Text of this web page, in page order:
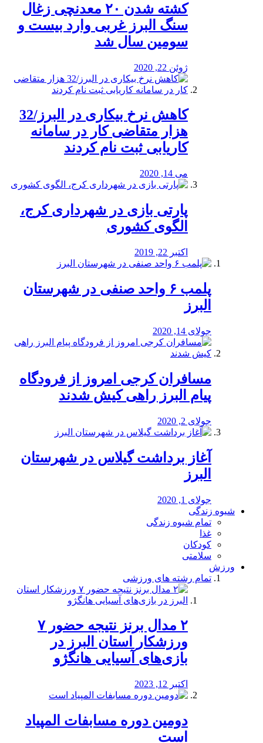
کشته شدن ۲۰ معدنچی زغال
سنگ البرز غربی وارد بیست و
سومین سال شد
ژوئن 22, 2020
کاهش نرخ بیکاری در البرز/32
هزار متقاضی کار در سامانه
کاریابی ثبت نام کردند
می 14, 2020
پارتی بازی در شهرداری کرج،
الگوی کشوری
اکتبر 22, 2019
پلمب ۶ واحد صنفی در شهرستان
البرز
جولای 14, 2020
مسافران کرجی امروز از فرودگاه
پیام البرز راهی کیش شدند
جولای 2, 2020
آغاز برداشت گیلاس در شهرستان
البرز
جولای 1, 2020
شیوه زندگی
تمام شیوه زندگی
غذا
کودکان
سلامتی
ورزش
تمام رشته های ورزشی
۲ مدال برنز نتیجه حضور ۷
ورزشکار استان البرز در
بازی‌های آسیایی هانگژو
اکتبر 12, 2023
دومین دوره مسابفات المپیاد
است